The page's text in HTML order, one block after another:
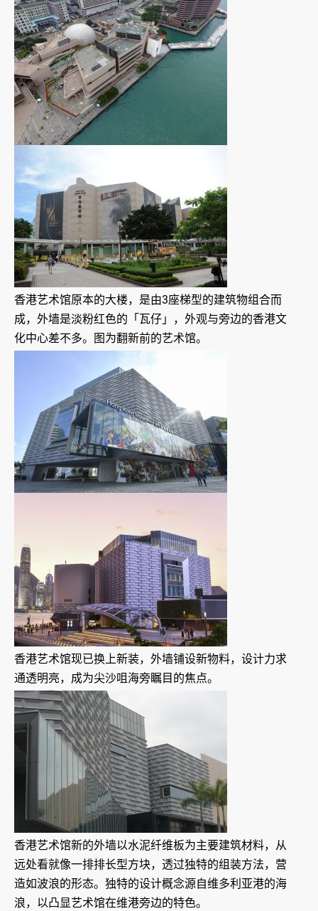
香港艺术馆原本的大楼，是由3座梯型的建筑物组合而
成，外墙是淡粉红色的「瓦仔」，外观与旁边的香港文
化中心差不多。图为翻新前的艺术馆。
香港艺术馆现已换上新装，外墙铺设新物料，设计力求
通透明亮，成为尖沙咀海旁瞩目的焦点。
香港艺术馆新的外墙以水泥纤维板为主要建筑材料，从
远处看就像一排排长型方块，透过独特的组装方法，营
造如波浪的形态。独特的设计概念源自维多利亚港的海
浪，以凸显艺术馆在维港旁边的特色。